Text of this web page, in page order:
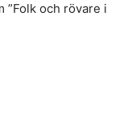
”Folk och rövare i